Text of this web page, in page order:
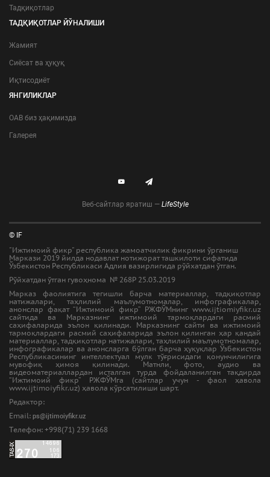
Тадқиқотлар
ТАДҚИҚОТЛАР ЙЎНАЛИШИ
Жамият
Сиёсат ва ҳуқуқ
Иқтисодиёт
ЯНГИЛИКЛАР
ОАВ биз ҳақимизда
Галерея
Веб-сайтлар яратиш — LifeStyle
© IF
"Ижтимоий фикр" республика жамоатчилик фикрини ўрганиш
Маркази 2019 йилда нодавлат нотижорат ташкилоти сифатида
Ўзбекистон Республикаси Адлия вазирлигида рўйхатдан ўтган.
Рўйхатдан ўтган гувоҳнома № 268Р 25.03.2019
Марказ фаолиятига тегишли барча материаллар, тадқиқотлар
натижалари, таҳлилий маълумотномалар, инфографикалар,
анонслар фақат “Ижтимоий фикр” РЖФЎМнинг www.ijtiomiyfikr.uz
сайтида ва Марказнинг ижтимоий тармоқлардаги расмий
саҳифаларида эълон қилинади. Марказнинг сайти ва ижтимоий
тармоқлардаги расмий саҳифаларида эълон қилинган ҳар қандай
материаллар, тадқиқотлар натижалари, таҳлилий маълумотномалар,
инфографикалар ва анонсларга бўлган барча ҳуқуқлар Ўзбекистон
Республикасининг интеллектуал мулк тўғрисидаги қонунчилигига
мувофиқ ҳимоя қилинади. Матнли, фото, аудио ва
видеоматериаллардан исталган турда фойдаланилган тақдирда
“Ижтимоий фикр” РЖФЎМга (сайтлар учун - фаол ҳавола
www.ijtimoiyfikr.uz) ҳавола кўрсатилиши шарт.
Редактор:
Email: ps@ijtimoiyfikr.uz
Tелефон: +998(71) 239 1668